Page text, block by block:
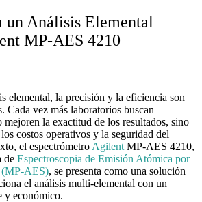
un Análisis Elemental
MP-AES 4210
elemental, la precisión y la eficiencia son
Cada vez más laboratorios buscan
mejoren la exactitud de los resultados, sino
costos operativos y la seguridad del
el espectrómetro Agilent MP-AES 4210,
de Espectroscopia de Emisión Atómica por
(MP-AES), se presenta como una solución
el análisis multi-elemental con un
y económico.